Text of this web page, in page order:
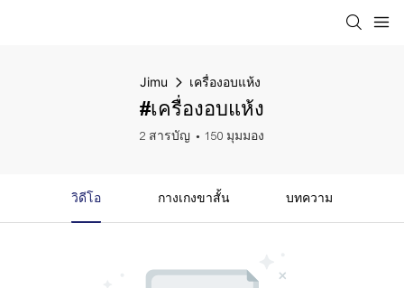
Jimu เครื่องอบแห้ง
#เครื่องอบแห้ง
2 สารบัญ 150 มุมมอง
วิดีโอ กางเกงขาสั้น บทความ